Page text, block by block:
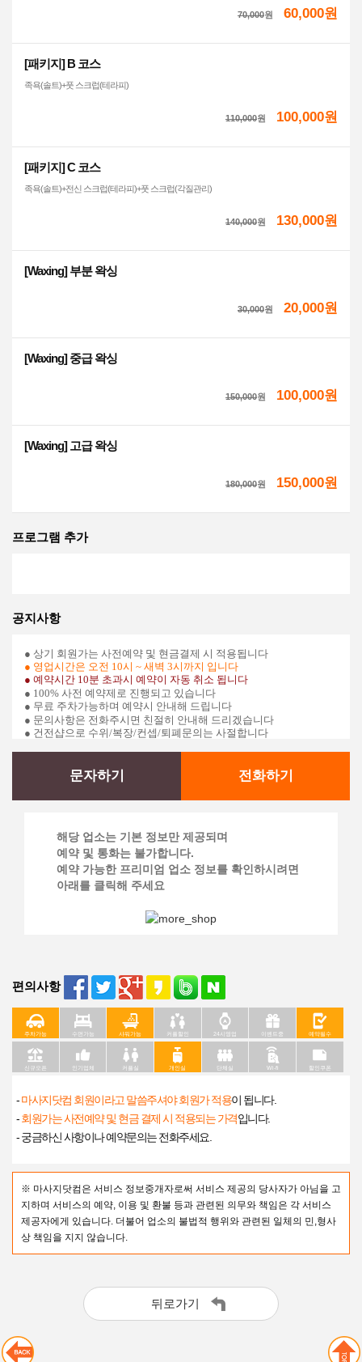
70,000원 60,000원
[패키지] B 코스
족욕(솔트)+풋 스크럽(테라피)
110,000원 100,000원
[패키지] C 코스
족욕(솔트)+전신 스크럽(테라피)+풋 스크럽(각질관리)
140,000원 130,000원
[Waxing] 부분 왁싱
30,000원 20,000원
[Waxing] 중급 왁싱
150,000원 100,000원
[Waxing] 고급 왁싱
180,000원 150,000원
프로그램 추가
공지사항
● 상기 회원가는 사전예약 및 현금결제 시 적용됩니다
● 영업시간은 오전 10시 ~ 새벽 3시까지 입니다
● 예약시간 10분 초과시 예약이 자동 취소 됩니다
● 100% 사전 예약제로 진행되고 있습니다
● 무료 주차가능하며 예약시 안내해 드립니다
● 문의사항은 전화주시면 친절히 안내해 드리겠습니다
● 건전샵으로 수위/복장/컨셉/퇴폐문의는 사절합니다
문자하기 전화하기
해당 업소는 기본 정보만 제공되며
예약 및 통화는 불가합니다.
예약 가능한 프리미엄 업소 정보를 확인하시려면
아래를 클릭해 주세요
편의사항
주차가능 수면가능 샤워가능 커플할인 24시영업 이벤트중 예약필수
신규오픈 인기업체 커플실 개인실 단체실 Wi-fi 할인쿠폰
-마사지닷컴 회원이라고 말씀주셔야 회원가 적용이 됩니다.
-회원가는 사전예약 및 현금 결제 시 적용되는 가격입니다.
- 궁금하신 사항이나 예약문의는 전화주세요.
※ 마사지닷컴은 서비스 정보중개자로써 서비스 제공의 당사자가 아님을 고
지하며 서비스의 예약, 이용 및 환불 등과 관련된 의무와 책임은 각 서비스
제공자에게 있습니다. 더불어 업소의 불법적 행위와 관련된 일체의 민,형사
상 책임을 지지 않습니다.
뒤로가기